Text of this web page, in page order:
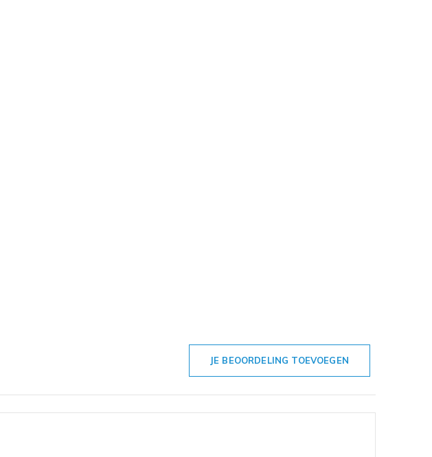
JE BEOORDELING TOEVOEGEN